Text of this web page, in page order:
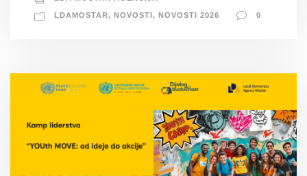
LDAMOSTAR, NOVOSTI, NOVOSTI 2026 0